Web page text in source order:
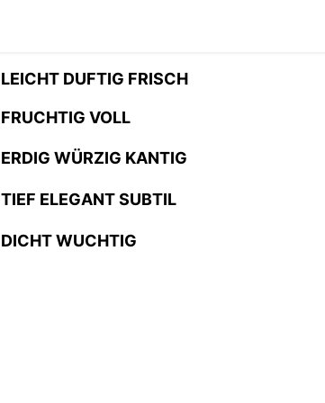
LEICHT DUFTIG FRISCH
FRUCHTIG VOLL
ERDIG WÜRZIG KANTIG
TIEF ELEGANT SUBTIL
DICHT WUCHTIG